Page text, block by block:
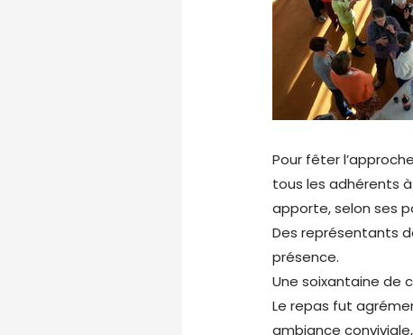
Pour fêter
tous les adhérents
apporte, selon ses
Des représentants
présence.
Une soixantaine de
Le repas fut
ambiance